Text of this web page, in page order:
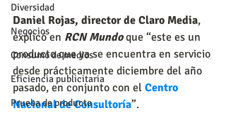
Diversidad
Negocios
Consumo de medios
Eficiencia publicitaria
Prueba de producto
Daniel Rojas, director de Claro Media,
explicó en RCN Mundo que “este es un
producto que ya se encuentra en servicio
desde prácticamente diciembre del año
pasado, en conjunto con el Centro
Nacional de Consultoría”.